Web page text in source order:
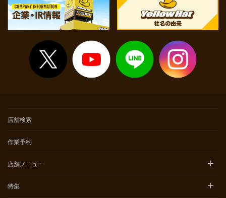
店舗検索
作業予約
店舗メニュー
特集